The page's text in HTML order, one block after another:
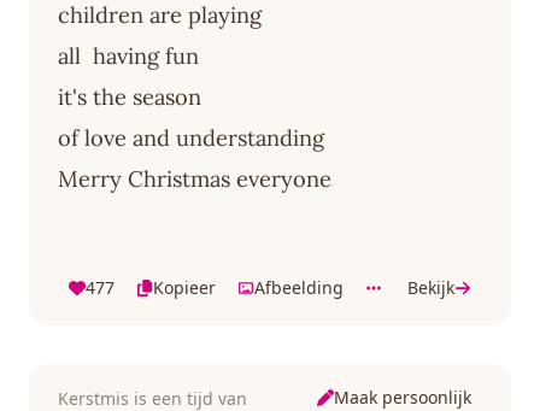
children are playing
all having fun
it's the season
of love and understanding
Merry Christmas everyone
477 Kopieer Afbeelding Bekijk
Kerstmis is een tijd van Maak persoonlijk